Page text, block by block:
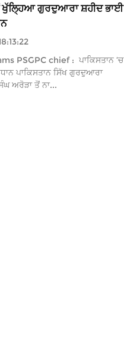
ਖੁੱਲ੍ਹਿਆ ਗੁਰਦੁਆਰਾ ਸ਼ਹੀਦ ਭਾਈ
PSGPC chief : ਪਾਕਿਸਤਾਨ ’ਚ
ਪਾਕਿਸਤਾਨ ਸਿੱਖ ਗੁਰਦੁਆਰਾ
ਅਰੋੜਾ ਤੋਂ ਨਾ...